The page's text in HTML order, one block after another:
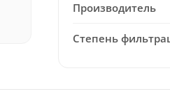
Производитель
Степень